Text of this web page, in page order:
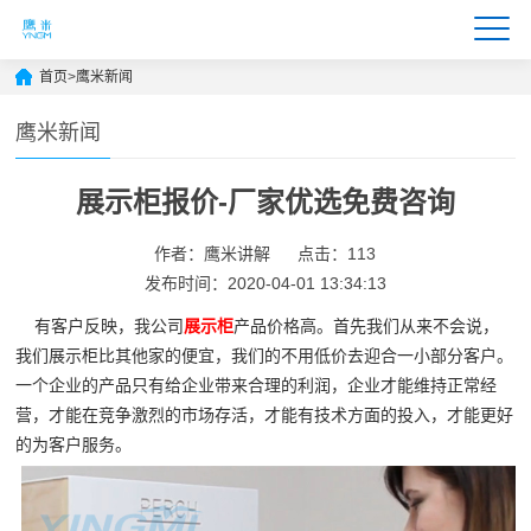
首页>鹰米新闻
鹰米新闻
展示柜报价-厂家优选免费咨询
作者：鹰米讲解
点击：113
发布时间：2020-04-01 13:34:13
有客户反映，我公司 展示柜产品价格高。首先我们从来不会说，
我们展示柜比其他家的便宜，我们的不用低价去迎合一小部分客户。
一个企业的产品只有给企业带来合理的利润，企业才能维持正常经
营，才能在竞争激烈的市场存活，才能有技术方面的投入，才能更好
的为客户服务。